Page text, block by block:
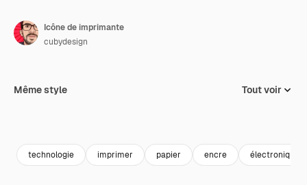
Icône de imprimante
cubydesign
Même style Tout voir
technologie imprimer papier encre électronique